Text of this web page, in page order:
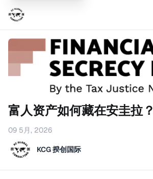
富人资产如何藏在安圭拉？
09 5月, 2026
KCG 揆创国际